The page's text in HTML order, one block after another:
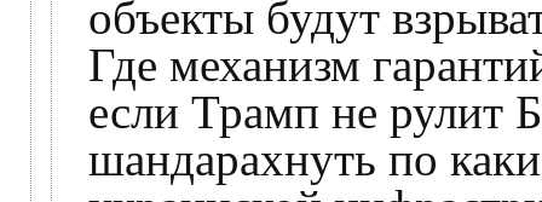
объекты будут
Где механизм
если Трамп не рулит
шандарахнуть по